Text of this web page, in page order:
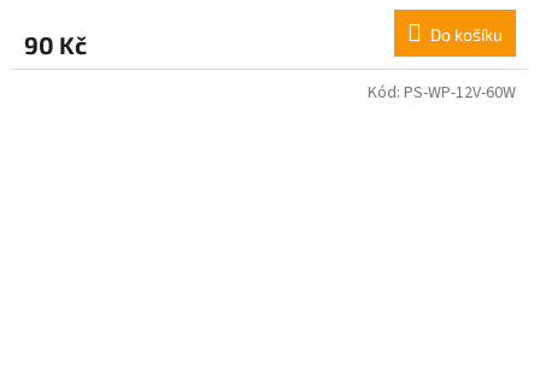
je
5,0
90 Kč Do košíku
Kód: PS-WP-12V-60W